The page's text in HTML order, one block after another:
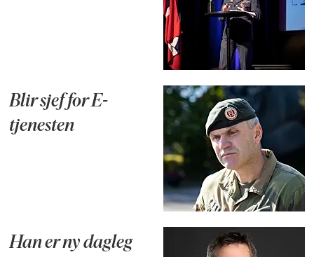
Blir sjef for E-
tjenesten
Han er ny dagleg